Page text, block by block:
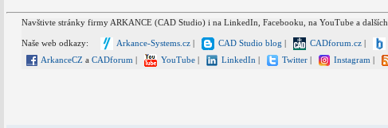
Navštivte stránky firmy ARKANCE (CAD Studio) i na LinkedIn, Facebooku, na YouTube a dalších
Naše web odkazy: Arkance-Systems.cz| CAD Studio blog CADforum.cz|
ArkanceCZ a CADforum YouTube| LinkedIn Twitter| Instagram